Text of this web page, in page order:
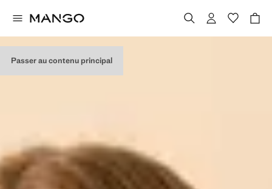
Passer au contenu principal